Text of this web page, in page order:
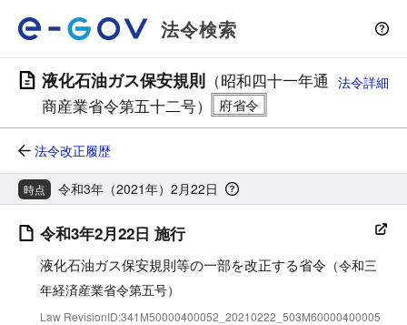
法令検索
液化石油ガス保安規則 （昭和四十一年通
商産業省令第五十二号）
法令詳細
法令改正履歴
時点 令和3年（2021年）2月22日
令和3年2月22日 施行
液化石油ガス保安規則等の一部を改正する省令 （令和三
年経済産業省令第五号）
Law RevisionID:341M50000400052_20210222_503M60000400005